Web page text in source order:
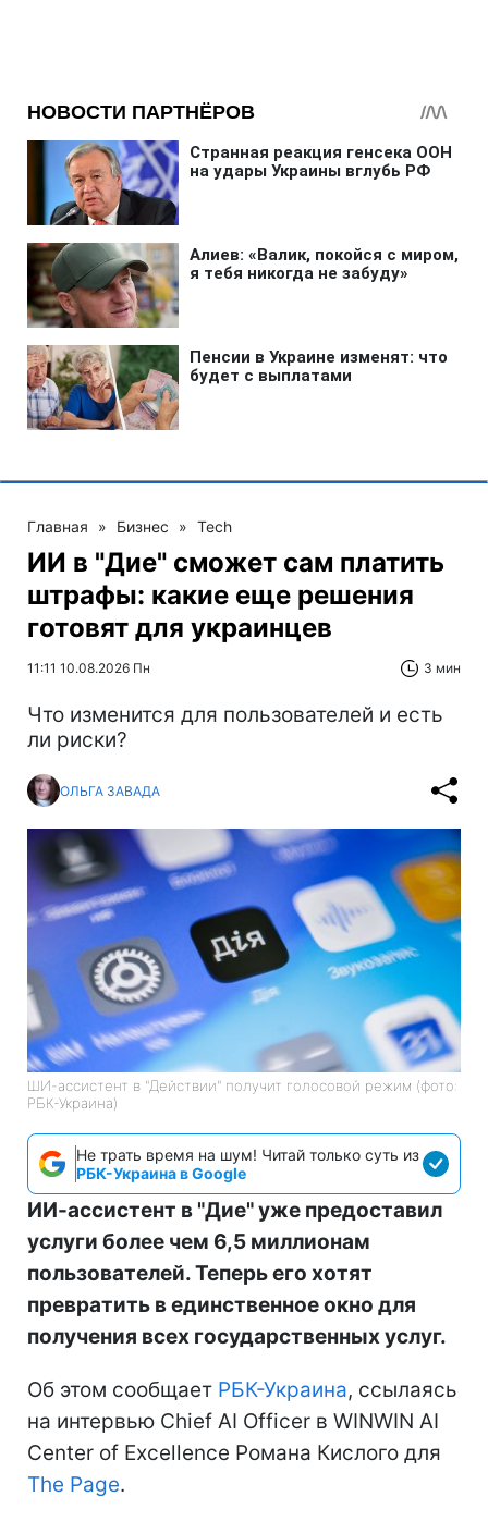
Главная » Бизнес » Tech
ИИ в "Дие" сможет сам платить
штрафы: какие еще решения
готовят для украинцев
11:11 10.08.2026 Пн 3 мин
Что изменится для пользователей и есть
ли риски?
ОЛЬГА ЗАВАДА
ШИ-ассистент в "Действии" получит голосовой режим (фото:
РБК-Украина)
Не трать время на шум! Читай только суть из
РБК-Украина в Google
ИИ-ассистент в "Дие" уже предоставил
услуги более чем 6,5 миллионам
пользователей. Теперь его хотят
превратить в единственное окно для
получения всех государственных услуг.
Об этом сообщает РБК-Украина, ссылаясь
на интервью Chief AI Officer в WINWIN AI
Center of Excellence Романа Кислого для
The Page.